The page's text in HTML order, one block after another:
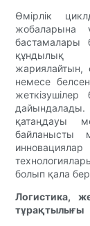
Өмірлік
жобаларына
бастамалары
құндылық
жариялайтын,
немесе
дайындалады.
қатаңдауы
байланысты
болып қала
Логистика,
тұрақтылығы